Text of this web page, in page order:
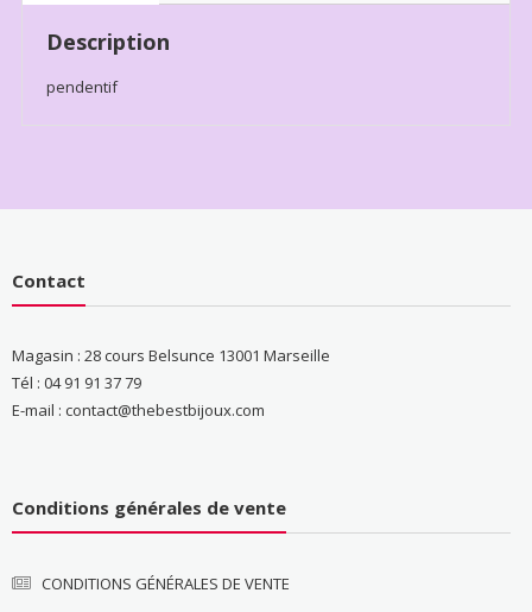
Description
pendentif
Contact
Magasin : 28 cours Belsunce 13001 Marseille
Tél : 04 91 91 37 79
E-mail : contact@thebestbijoux.com
Conditions générales de vente
CONDITIONS GÉNÉRALES DE VENTE